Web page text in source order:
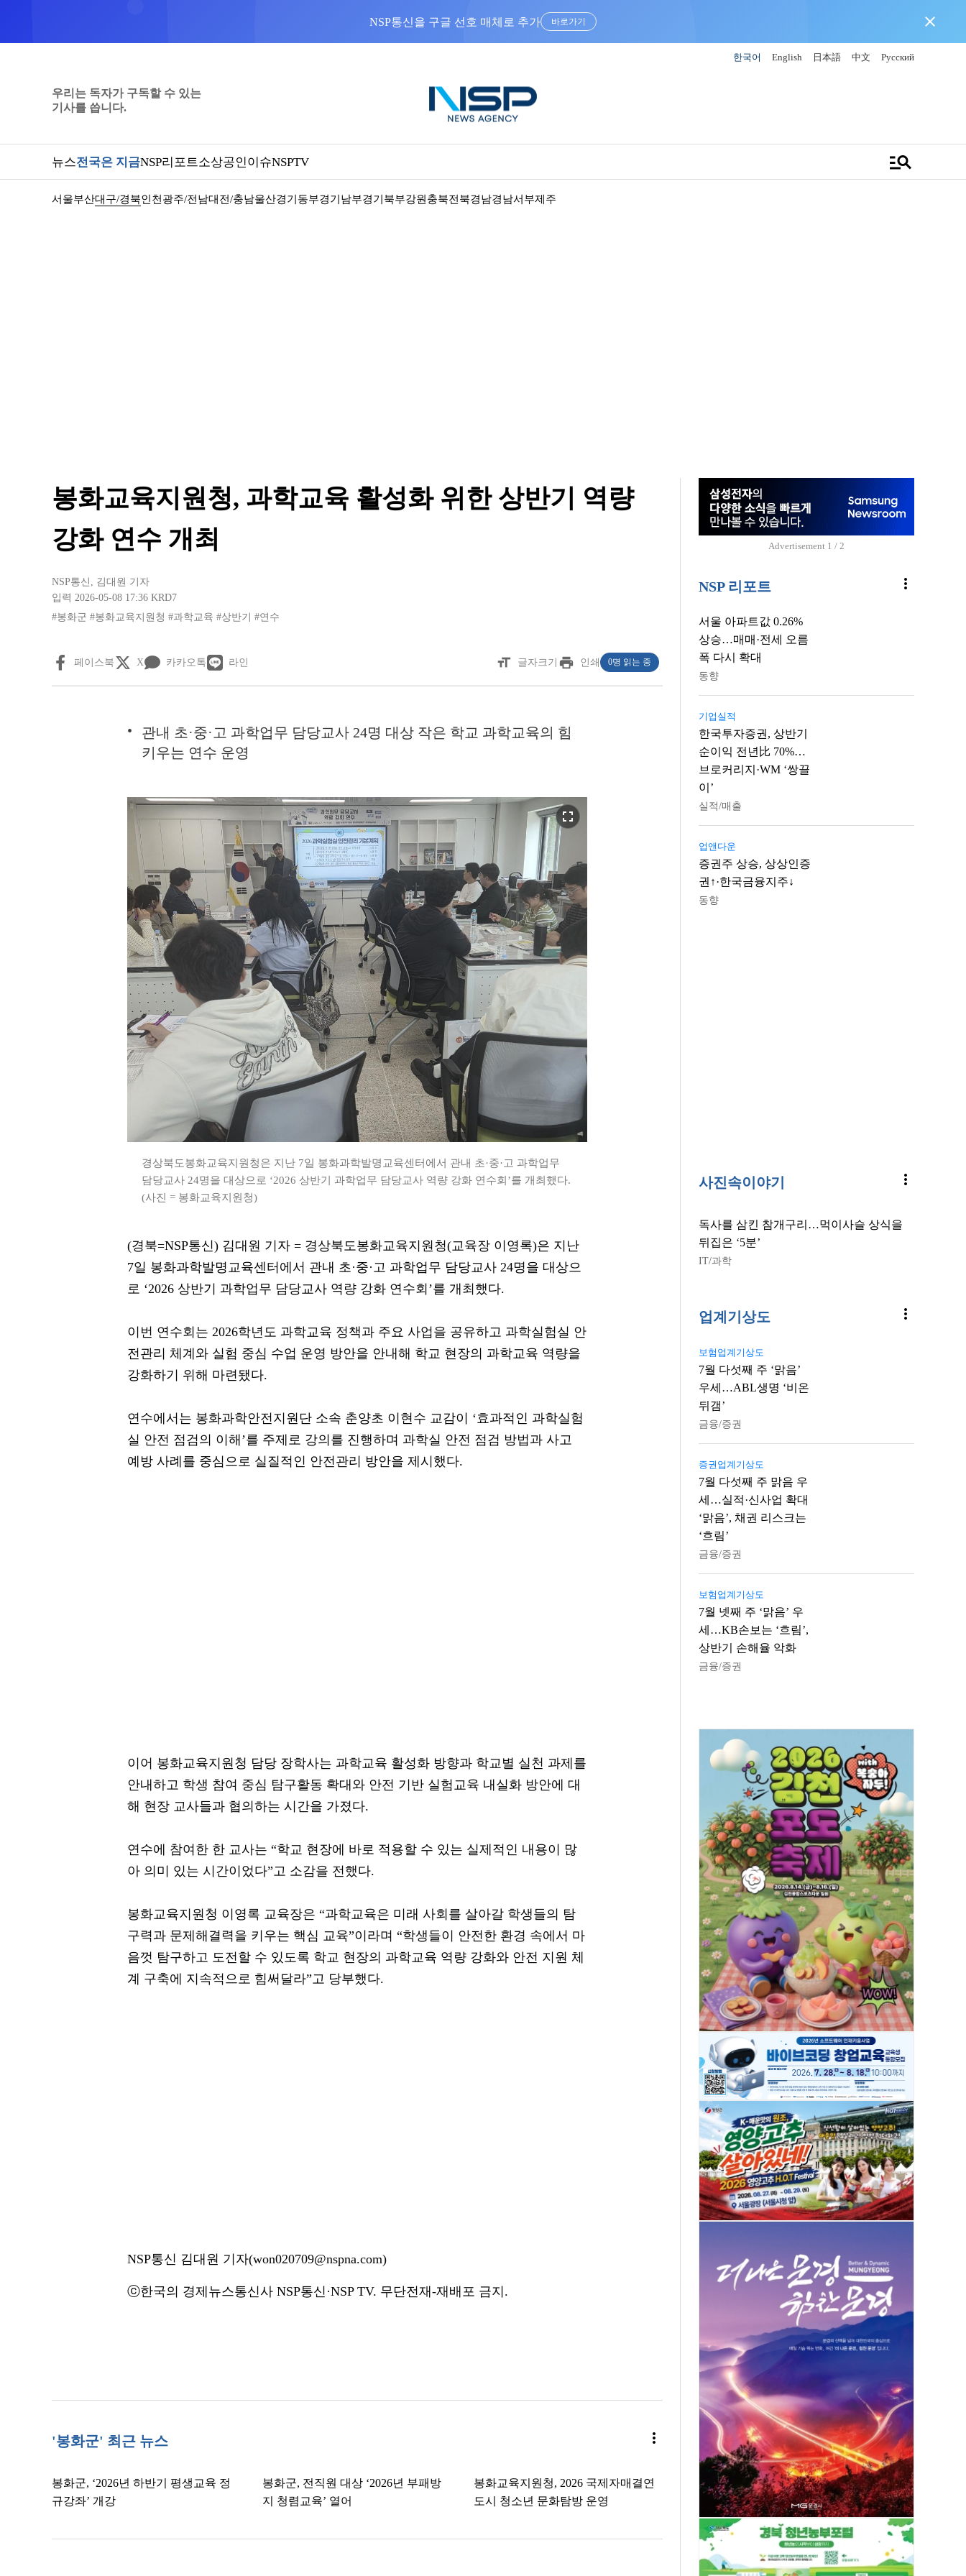
바로가기 close
한국어 English 日本語 中文 Русский
우리는 독자가 구독할 수 있는
기사를 씁니다.
뉴스전국은 지금NSP리포트소상공인이슈NSPTV manage_search
서울부산대구/경북인천 광주/전남대전/충남울산경기동부경기남부경기북부강원 충북전북경남경남서부제주
봉화교육지원청, 과학교육 활성화 위한 상반기 역량
강화 연수 개최
NSP통신 , 김대원 기자
입력 2026-05-08 17:36 KRD7
#봉화군 #봉화교육지원청 #과학교육 #상반기 #연수
페이스북 X 카카오톡 라인 format_size 글자크기 print 인쇄 0명 읽는 중
관내 초·중·고 과학업무 담당교사 24명 대상 작은 학교 과학교육의 힘
키우는 연수 운영
fullscreen
경상북도봉화교육지원청은 지난 7일 봉화과학발명교육센터에서 관내 초·중·고 과학업무
담당교사 24명을 대상으로 ‘2026 상반기 과학업무 담당교사 역량 강화 연수회’를 개최했다.
(사진 = 봉화교육지원청)
(경북=NSP통신) 김대원 기자 = 경상북도봉화교육지원청(교육장 이영록)은 지난
7일 봉화과학발명교육센터에서 관내 초·중·고 과학업무 담당교사 24명을 대상으
로 ‘2026 상반기 과학업무 담당교사 역량 강화 연수회’를 개최했다.
이번 연수회는 2026학년도 과학교육 정책과 주요 사업을 공유하고 과학실험실 안
전관리 체계와 실험 중심 수업 운영 방안을 안내해 학교 현장의 과학교육 역량을
강화하기 위해 마련됐다.
연수에서는 봉화과학안전지원단 소속 춘양초 이현수 교감이 ‘효과적인 과학실험
실 안전 점검의 이해’를 주제로 강의를 진행하며 과학실 안전 점검 방법과 사고
예방 사례를 중심으로 실질적인 안전관리 방안을 제시했다.
이어 봉화교육지원청 담당 장학사는 과학교육 활성화 방향과 학교별 실천 과제를
안내하고 학생 참여 중심 탐구활동 확대와 안전 기반 실험교육 내실화 방안에 대
해 현장 교사들과 협의하는 시간을 가졌다.
연수에 참여한 한 교사는 “학교 현장에 바로 적용할 수 있는 실제적인 내용이 많
아 의미 있는 시간이었다”고 소감을 전했다.
봉화교육지원청 이영록 교육장은 “과학교육은 미래 사회를 살아갈 학생들의 탐
구력과 문제해결력을 키우는 핵심 교육”이라며 “학생들이 안전한 환경 속에서 마
음껏 탐구하고 도전할 수 있도록 학교 현장의 과학교육 역량 강화와 안전 지원 체
계 구축에 지속적으로 힘써달라”고 당부했다.
NSP통신 김대원 기자(won020709@nspna.com)
ⓒ한국의 경제뉴스통신사 NSP통신·NSP TV. 무단전재-재배포 금지.
'봉화군' 최근 뉴스 more_vert
봉화군, ‘2026년 하반기 평생교육 정
규강좌’ 개강
봉화군, 전직원 대상 ‘2026년 부패방
지 청렴교육’ 열어
봉화교육지원청, 2026 국제자매결연
도시 청소년 문화탐방 운영
Advertisement 1 / 2
NSP 리포트 more_vert
서울 아파트값 0.26%
상승…매매·전세 오름
폭 다시 확대
동향
기업실적
한국투자증권, 상반기
순이익 전년比 70%…
브로커리지·WM ‘쌍끌
이’
실적/매출
업앤다운
증권주 상승, 상상인증
권↑·한국금융지주↓
동향
사진속이야기 more_vert
독사를 삼킨 참개구리…먹이사슬 상식을
뒤집은 ‘5분’
IT/과학
업계기상도 more_vert
보험업계기상도
7월 다섯째 주 ‘맑음’
우세…ABL생명 ‘비온
뒤갬’
금융/증권
증권업계기상도
7월 다섯째 주 맑음 우
세…실적·신사업 확대
‘맑음’, 채권 리스크는
‘흐림’
금융/증권
보험업계기상도
7월 넷째 주 ‘맑음’ 우
세…KB손보는 ‘흐림’,
상반기 손해율 악화
금융/증권